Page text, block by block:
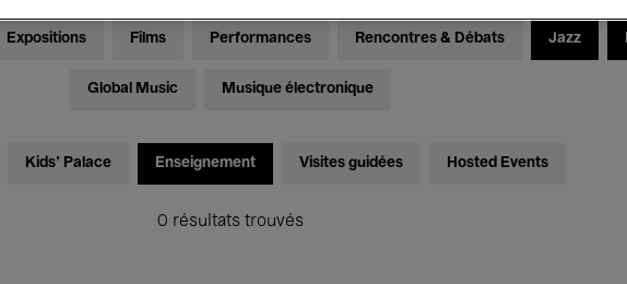
Expositions Films Performances Rencontres & Débats Jazz
Global Music Musique électronique
Kids’ Palace Enseignement Visites guidées Hosted Events
0 résultats trouvés